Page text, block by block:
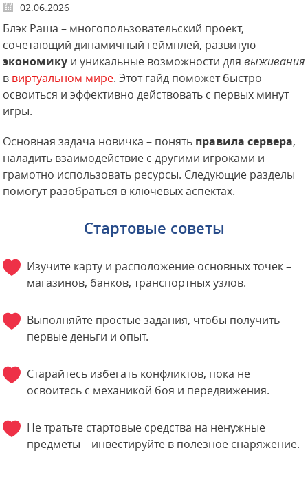
02.06.2026
Блэк Раша – многопользовательский проект,
сочетающий динамичный геймплей, развитую
экономику и уникальные возможности длявыживания
в виртуальном мире. Этот гайд поможет быстро
освоиться и эффективно действовать с первых минут
игры.
Основная задача новичка – понять правила сервера,
наладить взаимодействие с другими игроками и
грамотно использовать ресурсы. Следующие разделы
помогут разобраться в ключевых аспектах.
Стартовые советы
Изучите карту и расположение основных точек –
магазинов, банков, транспортных узлов.
Выполняйте простые задания, чтобы получить
первые деньги и опыт.
Старайтесь избегать конфликтов, пока не
освоитесь с механикой боя и передвижения.
Не тратьте стартовые средства на ненужные
предметы – инвестируйте в полезное снаряжение.